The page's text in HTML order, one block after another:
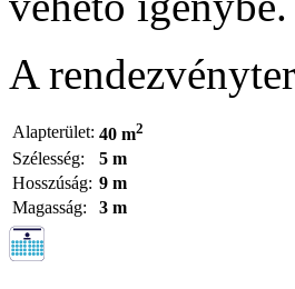
A
Alapterület: 40 m2
Szélesség:
5 m
Hosszúság: 9 m
Magasság:
3 m